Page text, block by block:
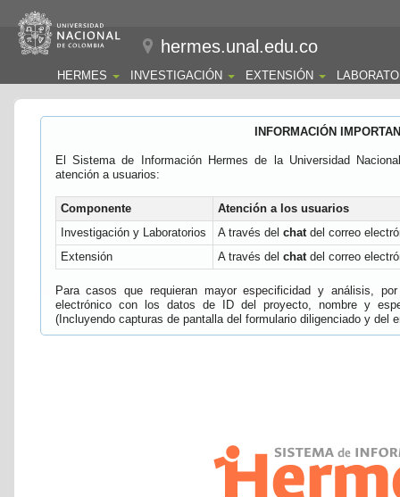
hermes.unal.edu.co
HERMES INVESTIGACIÓN EXTENSIÓN
INFORMACIÓN
El Sistema de Información Hermes de la Universidad
atención a usuarios:
Componente
Atención a los usuarios
Investigación y Laboratorios
A través del chatdel correo
Extensión
A través del chatdel correo
Para casos que requieran mayor especificidad y análisis,
electrónico con los datos de ID del proyecto, nombre y
(Incluyendo capturas de pantalla del formulario diligenciado y del